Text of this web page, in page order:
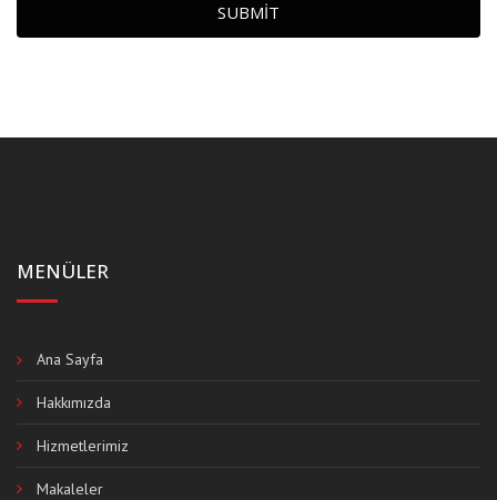
SUBMIT
MENÜLER
Ana Sayfa
Hakkımızda
Hizmetlerimiz
Makaleler